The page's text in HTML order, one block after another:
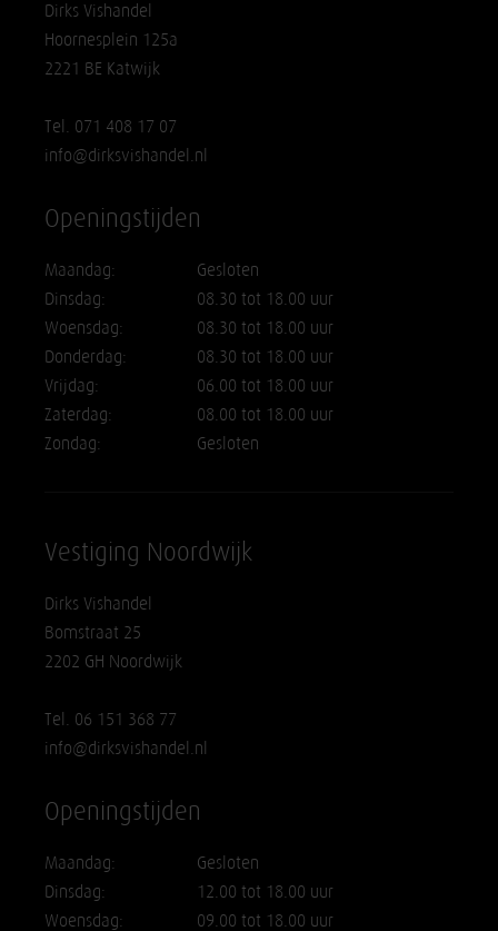
Dirks Vishandel
Hoornesplein 125a
2221 BE Katwijk
Tel. 071 408 17 07
info@dirksvishandel.nl
Openingstijden
Maandag:
Gesloten
Dinsdag:
08.30 tot 18.00 uur
Woensdag:
08.30 tot 18.00 uur
Donderdag:
08.30 tot 18.00 uur
Vrijdag:
06.00 tot 18.00 uur
Zaterdag:
08.00 tot 18.00 uur
Zondag:
Gesloten
Vestiging Noordwijk
Dirks Vishandel
Bomstraat 25
2202 GH Noordwijk
Tel. 06 151 368 77
info@dirksvishandel.nl
Openingstijden
Maandag:
Gesloten
Dinsdag:
12.00 tot 18.00 uur
Woensdag:
09.00 tot 18.00 uur